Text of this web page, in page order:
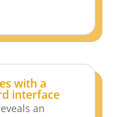
with a
interface
an